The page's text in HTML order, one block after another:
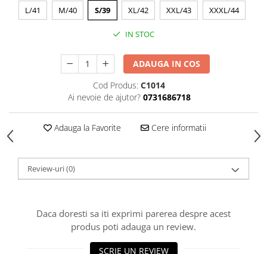
L/41 M/40 S/39 XL/42 XXL/43 XXXL/44
IN STOC
ADAUGA IN COS
Cod Produs: C1014
Ai nevoie de ajutor? 0731686718
Adauga la Favorite Cere informatii
Review-uri(0)
Daca doresti sa iti exprimi parerea despre acest
produs poti adauga un review.
SCRIE UN REVIEW